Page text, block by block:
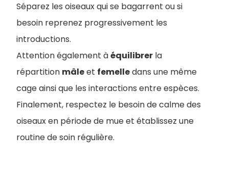
Séparez les oiseaux qui se bagarrent ou si
besoin reprenez progressivement les
introductions.
Attention également àéquilibrer la
répartition mâleet femelledans une même
cage ainsi que les interactions entre espèces.
Finalement, respectez le besoin de calme des
oiseaux en période de mue et établissez une
routine de soin régulière.